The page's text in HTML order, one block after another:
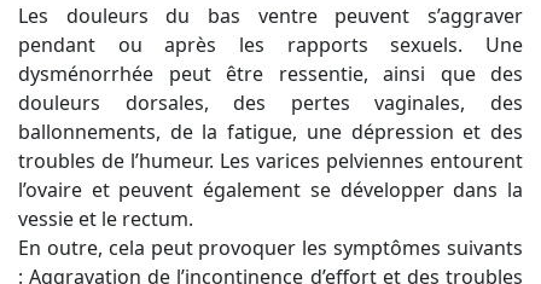
Les douleurs du bas ventre peuvent s’aggraver
pendant ou après les rapports sexuels. Une
dysménorrhée peut être ressentie, ainsi que des
douleurs dorsales, des pertes vaginales, des
ballonnements, de la fatigue, une dépression et des
troubles de l’humeur. Les varices pelviennes entourent
l’ovaire et peuvent également se développer dans la
vessie et le rectum.
En outre, cela peut provoquer les symptômes suivants
: Aggravation de l’incontinence d’effort et des troubles